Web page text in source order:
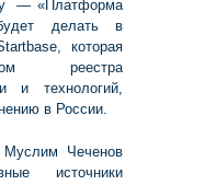
— «Платформа
делать в
которая
реестра
и технологий,
в России.
Муслим Чеченов
источники